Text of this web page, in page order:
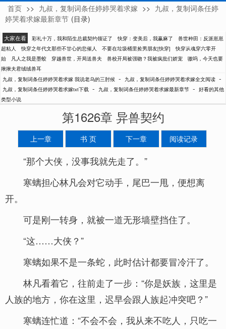
我说老乌的三肘候
首页 >> 九叔，复制词条任婷婷哭着求嫁 >> 九叔，复制词条任婷
婷哭着求嫁最新章节 (目录)
大家在看 彩礼十万，我和陌生总裁契约领证了 快穿：变美后，我赢麻了
兽世种田：反派崽崽
超粘人
快穿之年代文那些不甘心的悲催人 不要在垃圾桶里捡男朋友[快穿]
快穿从魂穿六零开
始
凡人之我是墨蛟 穿越兽世，开局送兽夫 兽校开局被强吻？我被疯批们娇宠
嗷呜，今天也要
揪揪夫君绒绒兽耳
九叔，复制词条任婷婷哭着求嫁 我说老乌的三肘候 - 九叔，复制词条任婷婷哭着求嫁全文阅读 -
九叔，复制词条任婷婷哭着求嫁txt下载 - 九叔，复制词条任婷婷哭着求嫁最新章节 - 好看的其他
类型小说
第1626章 异兽契约
上一章 书 页 下一章 阅读记录
“那个大侠，没事我就先走了。”
寒螭担心林凡会对它动手，尾巴一甩，便想离
开。
可是刚一转身，就被一道无形墙壁挡住了。
“这……大侠？”
寒螭如果不是一条蛇，此时估计都要冒冷汗了。
林凡看着它，往前走了一步：“你是妖族，这里是
人族的地方，你在这里，迟早会跟人族起冲突吧？”
寒螭连忙道：“不会不会，我从来不吃人，只吃一